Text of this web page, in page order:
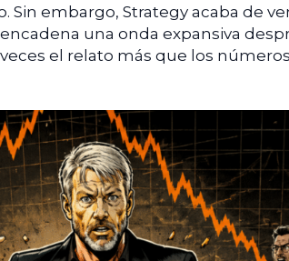
Sin embargo, Strategy acaba de
una onda expansiva
el relato más que los